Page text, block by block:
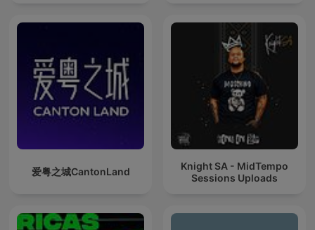
爱粤之城CantonLand
Knight SA - MidTempo
Sessions Uploads